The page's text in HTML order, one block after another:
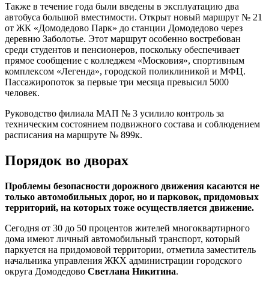
Также в течение года были введены в эксплуатацию два
автобуса большой вместимости. Открыт новый маршрут № 21
от ЖК «Домодедово Парк» до станции Домодедово через
деревню Заболотье. Этот маршрут особенно востребован
среди студентов и пенсионеров, поскольку обеспечивает
прямое сообщение с колледжем «Московия», спортивным
комплексом «Легенда», городской поликлиникой и МФЦ.
Пассажиропоток за первые три месяца превысил 5000
человек.
Руководство филиала МАП № 3 усилило контроль за
техническим состоянием подвижного состава и соблюдением
расписания на маршруте № 899к.
Порядок во дворах
Проблемы безопасности дорожного движения касаются не
только автомобильных дорог, но и парковок, придомовых
территорий, на которых тоже осуществляется движение.
Сегодня от 30 до 50 процентов жителей многоквартирного
дома имеют личный автомобильный транспорт, который
паркуется на придомовой территории, отметила заместитель
начальника управления ЖКХ администрации городского
округа Домодедово Светлана Никитина.